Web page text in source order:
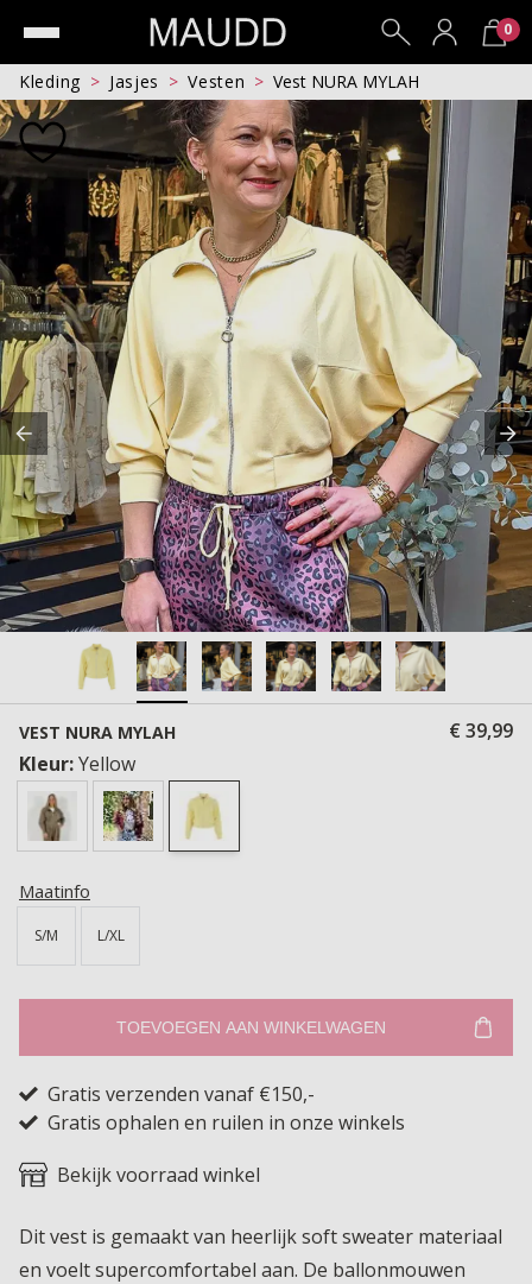
0
Kleding Jasjes Vesten Vest NURA MYLAH
VEST NURA MYLAH
€ 39,99
Kleur:Yellow
Maatinfo
S/M L/XL
TOEVOEGEN AAN WINKELWAGEN
Gratis verzenden vanaf €150,-
Gratis ophalen en ruilen in onze winkels
Bekijk voorraad winkel
Dit vest is gemaakt van heerlijk soft sweater materiaal
en voelt supercomfortabel aan. De ballonmouwen